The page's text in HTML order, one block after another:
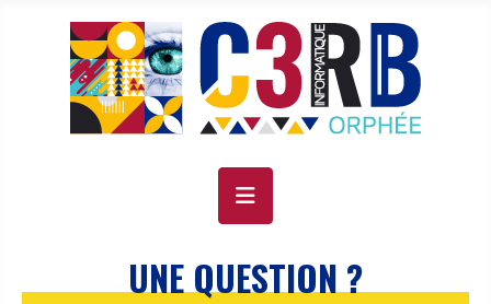
UNE QUESTION ?